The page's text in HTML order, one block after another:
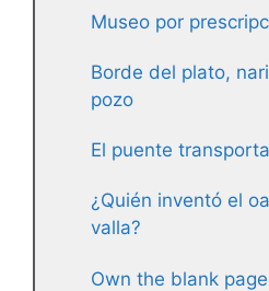
Museo por
Borde del plato,
pozo
El puente
¿Quién inventó el
valla?
Own the blank